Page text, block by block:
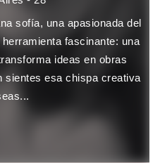
sofía, una apasionada del
fascinante: una
ideas en obras
sientes esa chispa creativa